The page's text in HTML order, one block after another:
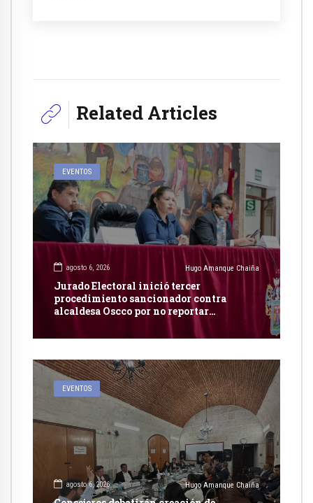
Related Articles
EVENTOS
agosto 6, 2026 Hugo Amanque Chaiña
Jurado Electoral inició tercer
procedimiento sancionador contra
alcaldesa Oscco por no reportar
EVENTOS
agosto 6, 2026 Hugo Amanque Chaiña